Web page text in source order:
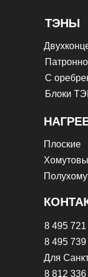
8 495
8 495
Для
8 812
ТЭНЫ
С
Блоки
Плоские